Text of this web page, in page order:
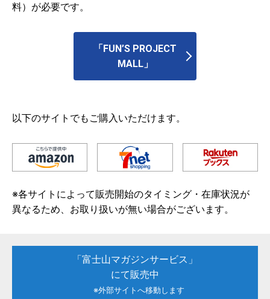
料）が必要です。
「FUN’S PROJECT
MALL」
以下のサイトでもご購入いただけます。
※各サイトによって販売開始のタイミング・在庫状況が
異なるため、お取り扱いが無い場合がございます。
「富士山マガジンサービス」
にて販売中
※外部サイトへ移動します